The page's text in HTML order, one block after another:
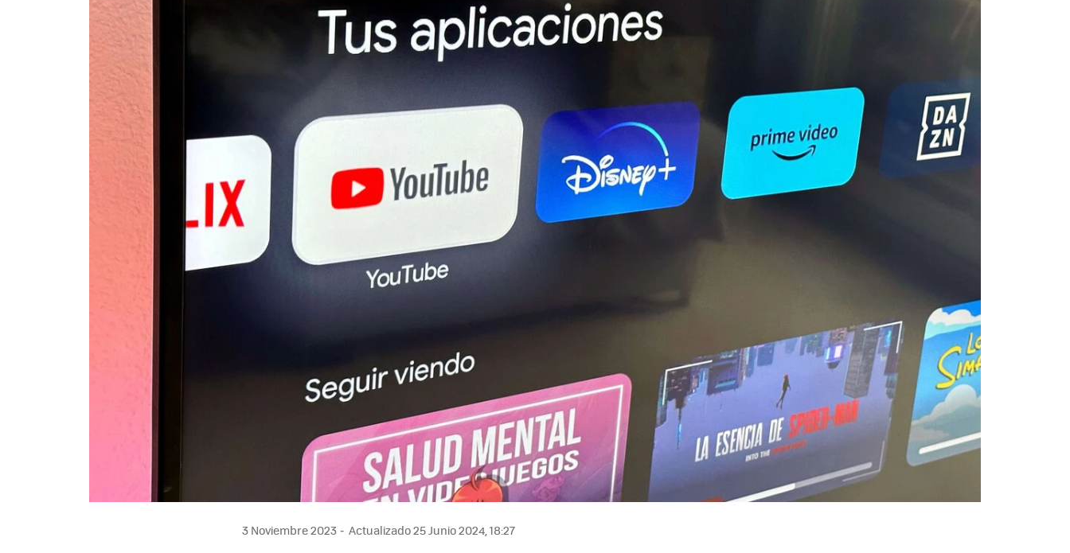
3 Noviembre 2023 Actualizado 25 Junio 2024, 18:27